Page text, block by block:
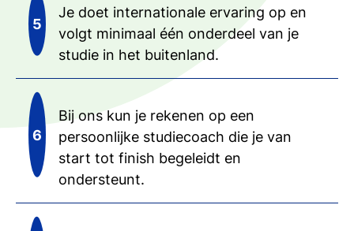
Je doet internationale ervaring op en
volgt minimaal één onderdeel van je
studie in het buitenland.
Bij ons kun je rekenen op een
persoonlijke studiecoach die je van
start tot finish begeleidt en
ondersteunt.